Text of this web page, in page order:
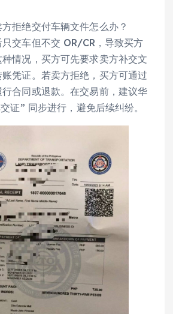
拒绝交付车辆文件怎么办？
交车但不交 OR/CR，导致买方
情况，买方可先要求卖方补交文
凭证。若卖方拒绝，买方可通过
合同或退款。在交易前，建议华
证” 同步进行，避免后续纠纷。